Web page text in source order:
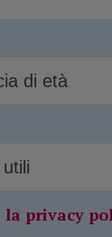
la privacy